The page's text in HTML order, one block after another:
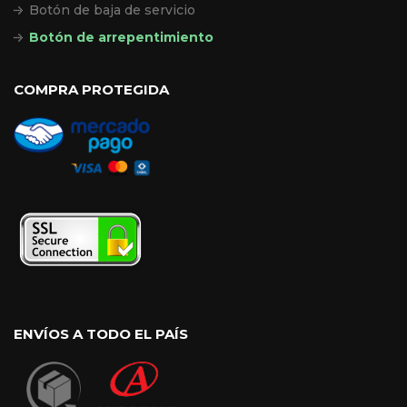
Botón de baja de servicio
Botón de arrepentimiento
COMPRA PROTEGIDA
ENVÍOS A TODO EL PAÍS